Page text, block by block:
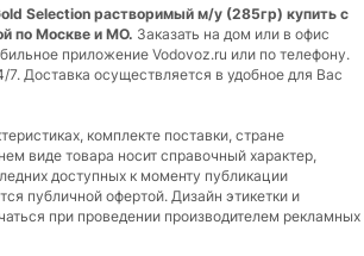
Selection растворимый м/у (285гр) купить с
по Москве и МО. Заказать на дом или в офис
приложение Vodovoz.ru или по телефону.
Доставка осуществляется в удобное для Вас
комплекте поставки, стране
виде товара носит справочный характер,
доступных к моменту публикации
публичной офертой. Дизайн этикетки и
при проведении производителем рекламных